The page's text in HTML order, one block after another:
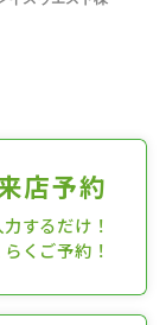
店予約
するだけ！
くご予約！